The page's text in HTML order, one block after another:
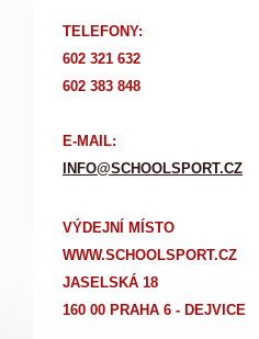
TELEFONY:
602 321 632
602 383 848
E-MAIL:
INFO@SCHOOLSPORT.CZ
VÝDEJNÍ MÍSTO
WWW.SCHOOLSPORT.CZ
JASELSKÁ 18
160 00 PRAHA 6 - DEJVICE